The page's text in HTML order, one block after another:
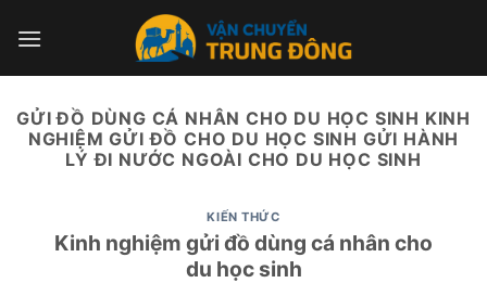
GỬI ĐỒ DÙNG CÁ NHÂN CHO DU HỌC SINH KINH
NGHIỆM GỬI ĐỒ CHO DU HỌC SINH GỬI HÀNH
LÝ ĐI NƯỚC NGOÀI CHO DU HỌC SINH
KIẾN THỨC
Kinh nghiệm gửi đồ dùng cá nhân cho
du học sinh